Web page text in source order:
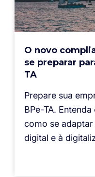
O novo
se preparar
TA
Prepare sua
BPe-TA.
como se
digital e à